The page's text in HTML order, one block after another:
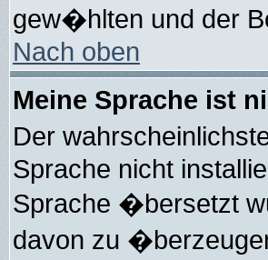
gew�hlten und der
Nach oben
Meine Sprache ist
Der
Sprache nicht
Sprache �bersetzt
davon zu